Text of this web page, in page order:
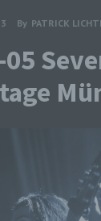
By PATRICK